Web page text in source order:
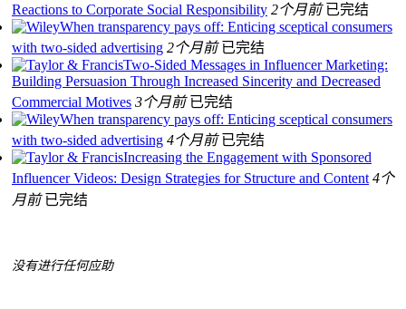
Reactions to Corporate Social Responsibility 2个月前 已完结
When transparency pays off: Enticing sceptical consumers
with two‐sided advertising 2个月前 已完结
Two-Sided Messages in Influencer Marketing:
Building Persuasion Through Increased Sincerity and Decreased
Commercial Motives 3个月前 已完结
When transparency pays off: Enticing sceptical consumers
with two‐sided advertising 4个月前 已完结
Increasing the Engagement with Sponsored
Influencer Videos: Design Strategies for Structure and Content 4个
月前 已完结
没有进行任何应助